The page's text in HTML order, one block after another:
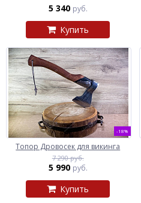
5 340 руб.
Купить
-18%
Топор Дровосек для викинга
7 290 руб.
5 990 руб.
Купить